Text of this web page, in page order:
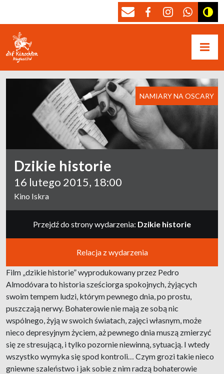
Dzikie historie
16 lutego 2015, 18:00
Kino Iskra
NAMIARY NA OSCARY
Przejdź do strony wydarzenia: Dzikie historie
Relacja z wydarzenia
Film „dzikie historie” wyprodukowany przez Pedro
Almodóvara to historia sześciorga spokojnych, żyjących
swoim tempem ludzi, którym pewnego dnia, po prostu,
puszczają nerwy. Bohaterowie nie mają ze sobą nic
wspólnego, żyją w swoich światach, zajęci własnym, może
nieco depresyjnym życiem, aż pewnego dnia muszą zmierzyć
się ze stresującą, i tylko pozornie niewinną, sytuacją. I wtedy
wszystko wymyka się spod kontroli… Czym grozi takie nieco
gniewne szaleństwo i jak sobie z nim radzą bohaterowie